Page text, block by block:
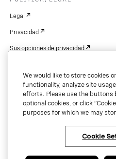
Copyright © 2026 Vonage. All rights
Legal
Privacidad
Sus opciones de privacidad
Patentes
Derechos de autor
Seguridad y confianza
We would like to store cookies
functionality, analyze site
efforts. Please use the buttons
optional cookies, or click
purposes for which we may
Cookie